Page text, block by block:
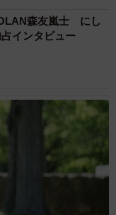
森友嵐士 にし
インタビュー